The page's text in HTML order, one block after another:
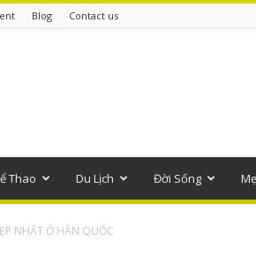
Blog Contact us
Thao Du Lịch Đời Sống
NHẤT Ở HÀN QUỐC